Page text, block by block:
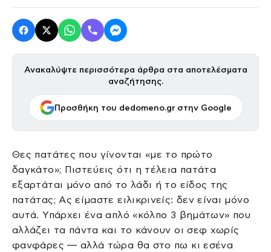
Ανακαλύψτε περισσότερα άρθρα στα αποτελέσματα
αναζήτησης.
Προσθήκη του dedomeno.gr στην Google
Θες πατάτες που γίνονται «με το πρώτο
δαγκάτο»; Πιστεύεις ότι η τέλεια πατάτα
εξαρτάται μόνο από το λάδι ή το είδος της
πατάτας; Ας είμαστε ειλικρινείς: δεν είναι μόνο
αυτά. Υπάρχει ένα απλό «κόλπο 3 βημάτων» που
αλλάζει τα πάντα και το κάνουν οι σεφ χωρίς
φανφάρες — αλλά τώρα θα στο πω κι εσένα